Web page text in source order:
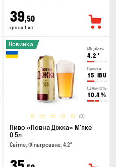
39,50
грн за 1 шт
Міцність
4.2 °
Гіркота
15 IBU
Щільність
10.4%
(0)
Новинка
Пиво «Повна Діжка» М'яке
0.5л
Світле, Фільтроване, 4.2°